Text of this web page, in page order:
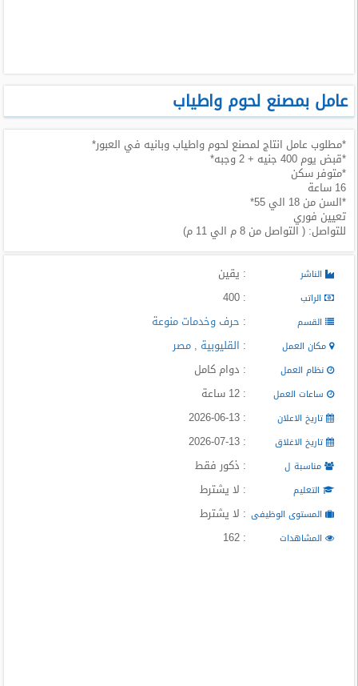
تصفح
الوظائف
وظائف
اليوم
وظائف
السعودية
اليوم
وظائف
مصر
اليوم
وظائف
حكومية
المدونة
عامل بمصنع لحوم واطياب
*مطلوب عامل انتاج لمصنع لحوم واطياب وبانيه في العبور*
*قبض يوم 400 جنيه + 2 وجبه*
*متوفر سكن
16 ساعة
*السن من 18 الي 55*
تعيين فوري
للتواصل: ( التواصل من 8 م الي 11 م)
الناشر : يقين
الراتب : 400
القسم : حرف وخدمات منوعة
مكان العمل : القليوبية , مصر
نظام العمل : دوام كامل
ساعات العمل : 12 ساعة
تاريخ الاعلان : 2026-06-13
تاريخ الاغلاق : 2026-07-13
مناسبة ل : ذكور فقط
التعليم : لا يشترط
المستوى الوظيفى : لا يشترط
المشاهدات : 162